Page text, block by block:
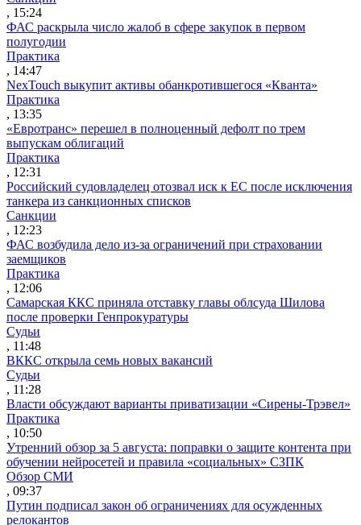
, 15:24
ФАС раскрыла число жалоб в сфере закупок в первом
полугодии
Практика
, 14:47
NexTouch выкупит активы обанкротившегося «Кванта»
Практика
, 13:35
«Евротранс» перешел в полноценный дефолт по трем
выпускам облигаций
Практика
, 12:31
Российский судовладелец отозвал иск к ЕС после исключения
танкера из санкционных списков
Санкции
, 12:23
ФАС возбудила дело из-за ограничений при страховании
заемщиков
Практика
, 12:06
Самарская ККС приняла отставку главы облсуда Шилова
после проверки Генпрокуратуры
Судьи
, 11:48
ВККС открыла семь новых вакансий
Судьи
, 11:28
Власти обсуждают варианты приватизации «Сирены-Трэвел»
Практика
, 10:50
Утренний обзор за 5 августа: поправки о защите контента при
обучении нейросетей и правила «социальных» СЗПК
Обзор СМИ
, 09:37
Путин подписал закон об ограничениях для осужденных
релокантов